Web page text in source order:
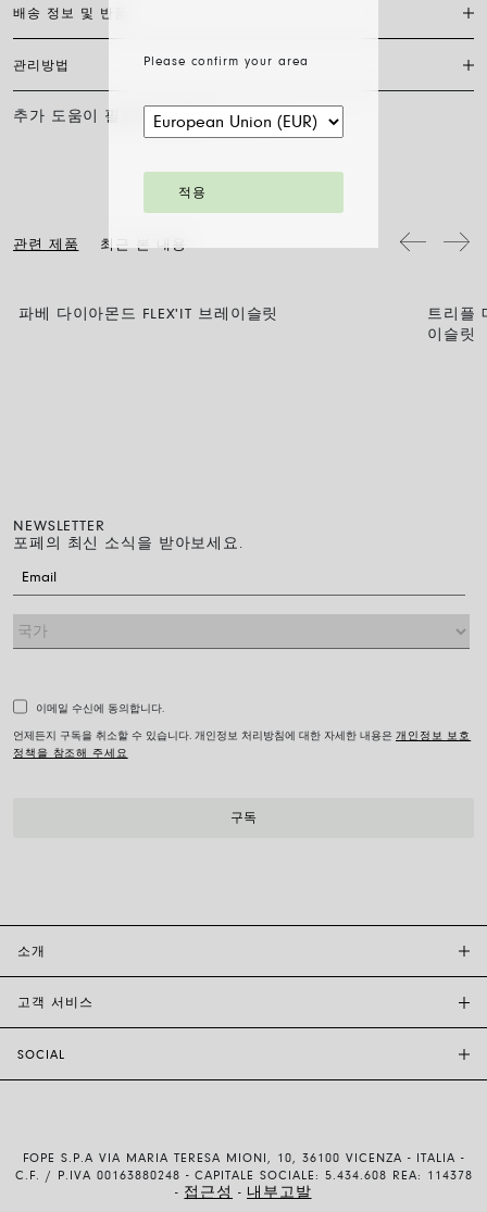
Please confirm your area
적용
플렉시트 브레이슬릿은 특허받은 포페의 독점 제품으로, 18캐럿 금으로
완전히 제작되어 신축성이 있어 걸쇠가 필요하지 않습니다. 적합한 사이
즈를 찾으려면 손목 둘레를 측정하기만 하면 됩니다. 줄자나 실, 종이 조
각을 사용해 측정한 후 자로 길이를 재고 아래 표와 비교하세요.
사이즈 S M L XL
팔찌 직경은 최대 30%까지 확장 가능하며 유연성 덕분에 착용이 간편합
니다: 손가락 위로 말아 올려 손목까지 내리기만 하면 됩니다. 그게 전부
배송 정보 및 반품
FedEx를 통한 배송은 무료이며, 결제 완료일로부터 7~20일 이내에 배송
됩니다. 모든 주얼리는 FOPE 오리지널 패키지에 포장되어 발송됩니다.
주문 준비 소요 일수를 확인하려면 소재와 사이즈를 선택해 주세요.
관리방법
FOPE 주얼리의 광택과 아름다움을 오래도록 유지하기 위해 화학 제품이
나 화장품과의 접촉을 피하시고, 취침 전이나 운동 전에는 귀걸이, 목걸
세척 방법이 필요하지 않습니다. 부드러운 마른 천으로 표면을 닦아주시
기만 하면 됩니다. 다이아몬드 주얼리는 물과 순한 비누로 세척한 후 헹
구어 자연 건조시켜 주십시오.
추가 도움이 필요하신가요?문의하기
관련 제품 최근 본 내용
파베 다이아몬드 FLEX'IT 브레이슬릿
트리플
이슬릿
NEWSLETTER
포페의 최신 소식을 받아보세요.
이메일 수신에 동의합니다.
언제든지 구독을 취소할 수 있습니다. 개인정보 처리방침에 대한 자세한 내용은 개인정보 보호
정책을 참조해 주세요
소개
고객 서비스
배송 및 반품
SOCIAL
YOUTUBE
FOPE S.P.A VIA MARIA TERESA MIONI, 10, 36100 VICENZA - ITALIA -
C.F. / P.IVA 00163880248 - CAPITALE SOCIALE: 5.434.608 REA: 114378
- 접근성 - 내부고발